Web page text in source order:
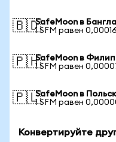
🇧🇩SafeMoon в
1 SFM равен
🇵🇭SafeMoon в
1 SFM равен
🇵🇱SafeMoon в
1 SFM равен
Конвертируйте